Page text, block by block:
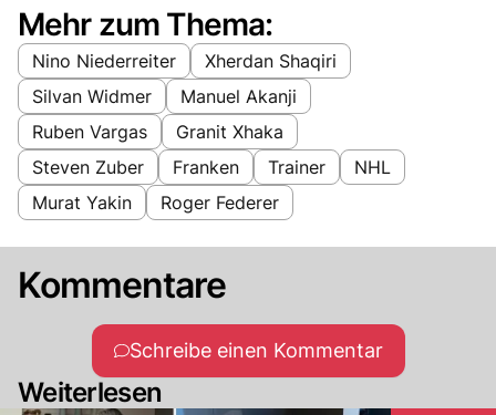
Mehr zum Thema:
Nino Niederreiter
Xherdan Shaqiri
Silvan Widmer
Manuel Akanji
Ruben Vargas
Granit Xhaka
Steven Zuber
Franken Trainer
NHL
Murat Yakin
Roger Federer
Kommentare
Schreibe einen Kommentar
Weiterlesen